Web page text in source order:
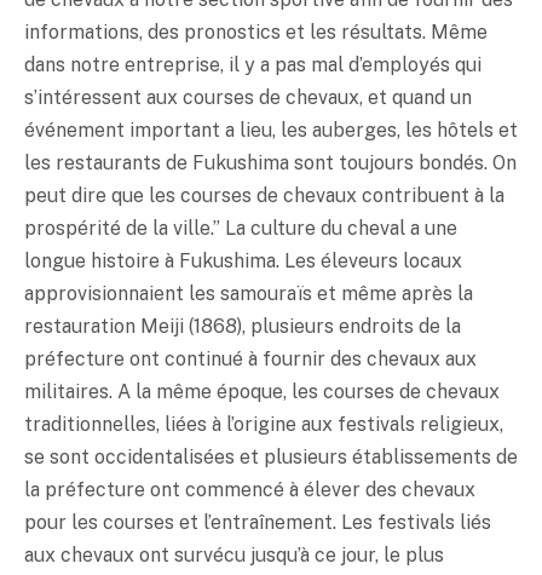
informations, des pronostics et les résultats. Même
dans notre entreprise, il y a pas mal d’employés qui
s’intéressent aux courses de chevaux, et quand un
événement important a lieu, les auberges, les hôtels et
les restaurants de Fukushima sont toujours bondés. On
peut dire que les courses de chevaux contribuent à la
prospérité de la ville.” La culture du cheval a une
longue histoire à Fukushima. Les éleveurs locaux
approvisionnaient les samouraïs et même après la
restauration Meiji (1868), plusieurs endroits de la
préfecture ont continué à fournir des chevaux aux
militaires. A la même époque, les courses de chevaux
traditionnelles, liées à l’origine aux festivals religieux,
se sont occidentalisées et plusieurs établissements de
la préfecture ont commencé à élever des chevaux
pour les courses et l’entraînement. Les festivals liés
aux chevaux ont survécu jusqu’à ce jour, le plus